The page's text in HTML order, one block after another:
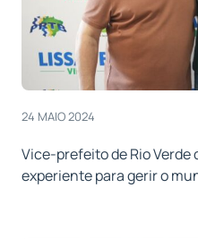
24 MAIO 2024
Vice-prefeito de Rio Verde
experiente para gerir o